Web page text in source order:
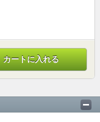
カートに入れる